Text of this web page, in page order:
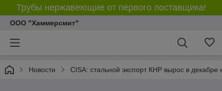
Трубы нержавеющие от первого поставщика!
ООО "Хаммерсмит"
Новости CISA: стальной экспорт КНР вырос в декабре